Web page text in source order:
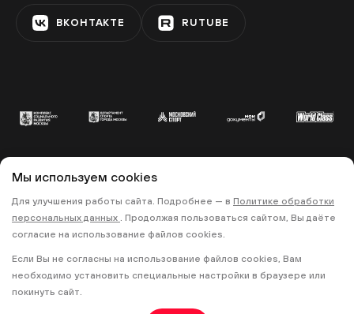
ВКОНТАКТЕ RUTUBE
© 2022 «МОСКОВСКИЙ СПОРТ»
• ПОЛИТИКА КОНФИДЕНЦИАЛЬНОСТИ •
ПРАВИЛА ЗАПИСИ НА ТРЕНИРОВКИ
Мы используем cookies
Для улучшения работы сайта. Подробнее — в Политике обработки
персональных данных . Продолжая пользоваться сайтом, Вы даёте
согласие на использование файлов cookies.
Если Вы не согласны на использование файлов cookies, Вам
необходимо установить специальные настройки в браузере или
покинуть сайт.